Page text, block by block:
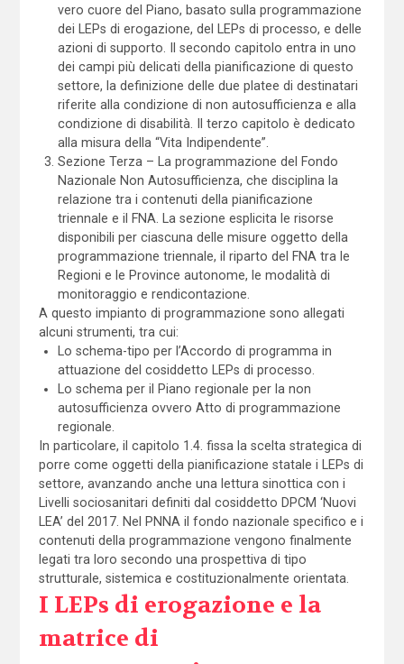
vero cuore del Piano, basato sulla programmazione
dei LEPs di erogazione, del LEPs di processo, e delle
azioni di supporto. Il secondo capitolo entra in uno
dei campi più delicati della pianificazione di questo
settore, la definizione delle due platee di destinatari
riferite alla condizione di non autosufficienza e alla
condizione di disabilità. Il terzo capitolo è dedicato
alla misura della “Vita Indipendente”.
Sezione Terza – La programmazione del Fondo
Nazionale Non Autosufficienza, che disciplina la
relazione tra i contenuti della pianificazione
triennale e il FNA. La sezione esplicita le risorse
disponibili per ciascuna delle misure oggetto della
programmazione triennale, il riparto del FNA tra le
Regioni e le Province autonome, le modalità di
monitoraggio e rendicontazione.
A questo impianto di programmazione sono allegati
alcuni strumenti, tra cui:
Lo schema-tipo per l’Accordo di programma in
attuazione del cosiddetto LEPs di processo.
Lo schema per il Piano regionale per la non
autosufficienza ovvero Atto di programmazione
regionale.
In particolare, il capitolo 1.4. fissa la scelta strategica di
porre come oggetti della pianificazione statale i LEPs di
settore, avanzando anche una lettura sinottica con i
Livelli sociosanitari definiti dal cosiddetto DPCM ‘Nuovi
LEA’ del 2017. Nel PNNA il fondo nazionale specifico e i
contenuti della programmazione vengono finalmente
legati tra loro secondo una prospettiva di tipo
strutturale, sistemica e costituzionalmente orientata.
I LEPs di erogazione e la
matrice di